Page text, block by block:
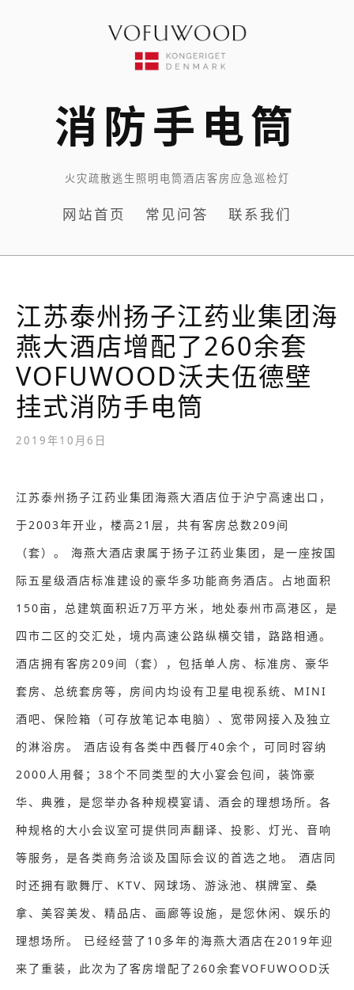
消防手电筒
火灾疏散逃生照明电筒酒店客房应急巡检灯
网站首页 常见问答 联系我们
江苏泰州扬子江药业集团海
燕大酒店增配了260余套
VOFUWOOD沃夫伍德壁
挂式消防手电筒
2019年10月6日
江苏泰州扬子江药业集团海燕大酒店位于沪宁高速出口，
于2003年开业，楼高21层，共有客房总数209间
（套）。 海燕大酒店隶属于扬子江药业集团，是一座按国
际五星级酒店标准建设的豪华多功能商务酒店。占地面积
150亩，总建筑面积近7万平方米，地处泰州市高港区，是
四市二区的交汇处，境内高速公路纵横交错，路路相通。
酒店拥有客房209间（套），包括单人房、标准房、豪华
套房、总统套房等，房间内均设有卫星电视系统、MINI
酒吧、保险箱（可存放笔记本电脑）、宽带网接入及独立
的淋浴房。 酒店设有各类中西餐厅40余个，可同时容纳
2000人用餐；38个不同类型的大小宴会包间，装饰豪
华、典雅，是您举办各种规模宴请、酒会的理想场所。各
种规格的大小会议室可提供同声翻译、投影、灯光、音响
等服务，是各类商务洽谈及国际会议的首选之地。 酒店同
时还拥有歌舞厅、KTV、网球场、游泳池、棋牌室、桑
拿、美容美发、精品店、画廊等设施，是您休闲、娱乐的
理想场所。 已经经营了10多年的海燕大酒店在2019年迎
来了重装，此次为了客房增配了260余套VOFUWOOD沃